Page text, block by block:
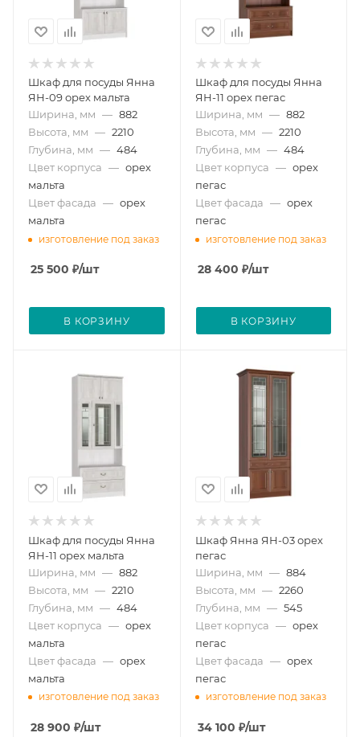
Шкаф для посуды Янна
ЯН-09 орех мальта
Ширина, мм — 882
Высота, мм — 2210
Глубина, мм — 484
Цвет корпуса — орех
мальта
Цвет фасада — орех
мальта
изготовление под заказ
25 500 ₽/шт
В КОРЗИНУ
Шкаф для посуды Янна
ЯН-11 орех пегас
Ширина, мм — 882
Высота, мм — 2210
Глубина, мм — 484
Цвет корпуса — орех
пегас
Цвет фасада — орех
пегас
изготовление под заказ
28 400 ₽/шт
В КОРЗИНУ
Шкаф для посуды Янна
ЯН-11 орех мальта
Ширина, мм — 882
Высота, мм — 2210
Глубина, мм — 484
Цвет корпуса — орех
мальта
Цвет фасада — орех
мальта
изготовление под заказ
28 900 ₽/шт
Шкаф Янна ЯН-03 орех
пегас
Ширина, мм — 884
Высота, мм — 2260
Глубина, мм — 545
Цвет корпуса — орех
пегас
Цвет фасада — орех
пегас
изготовление под заказ
34 100 ₽/шт